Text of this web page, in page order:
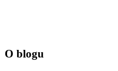
O blogu